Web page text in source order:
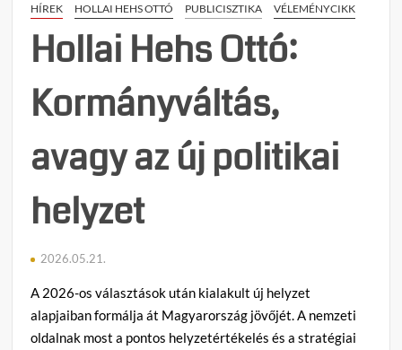
HÍREK HOLLAI HEHS OTTÓ PUBLICISZTIKA VÉLEMÉNYCIKK
Hollai Hehs Ottó:
Kormányváltás,
avagy az új politikai
helyzet
2026.05.21.
A 2026-os választások után kialakult új helyzet
alapjaiban formálja át Magyarország jövőjét. A nemzeti
oldalnak most a pontos helyzetértékelés és a stratégiai